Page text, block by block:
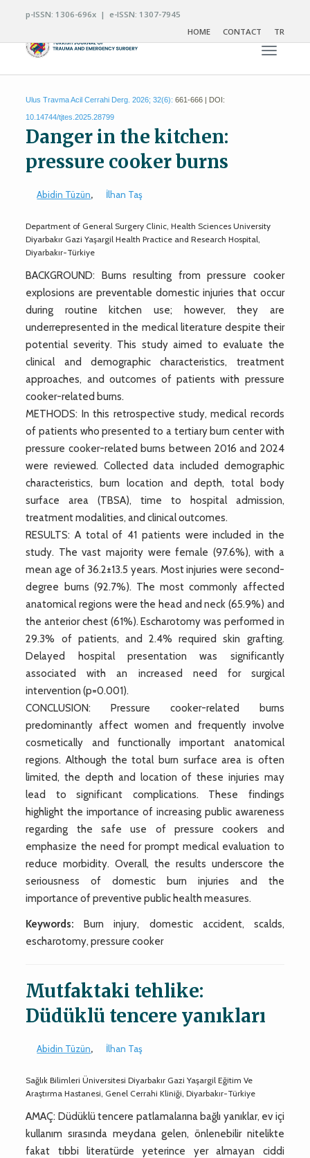
p-ISSN: 1306-696x | e-ISSN: 1307-7945
HOME
CONTACT TR
Toggle
Ulus Travma Acil Cerrahi Derg. 2026; 32(6): 661-666 | DOI:
10.14744/tjtes.2025.28799
Danger in the kitchen:
pressure cooker burns
Abidin Tüzün, İlhan Taş
Department of General Surgery Clinic, Health Sciences University
Diyarbakır Gazi Yaşargil Health Practice and Research Hospital,
Diyarbakır-Türkiye
BACKGROUND: Burns resulting from pressure cooker
explosions are preventable domestic injuries that occur
during routine kitchen use; however, they are
underrepresented in the medical literature despite their
potential severity. This study aimed to evaluate the
clinical and demographic characteristics, treatment
approaches, and outcomes of patients with pressure
cooker-related burns.
METHODS: In this retrospective study, medical records
of patients who presented to a tertiary burn center with
pressure cooker-related burns between 2016 and 2024
were reviewed. Collected data included demographic
characteristics, burn location and depth, total body
surface area (TBSA), time to hospital admission,
treatment modalities, and clinical outcomes.
RESULTS: A total of 41 patients were included in the
study. The vast majority were female (97.6%), with a
mean age of 36.2±13.5 years. Most injuries were second-
degree burns (92.7%). The most commonly affected
anatomical regions were the head and neck (65.9%) and
the anterior chest (61%). Escharotomy was performed in
29.3% of patients, and 2.4% required skin grafting.
Delayed hospital presentation was significantly
associated with an increased need for surgical
intervention (p=0.001).
CONCLUSION: Pressure cooker-related burns
predominantly affect women and frequently involve
cosmetically and functionally important anatomical
regions. Although the total burn surface area is often
limited, the depth and location of these injuries may
lead to significant complications. These findings
highlight the importance of increasing public awareness
regarding the safe use of pressure cookers and
emphasize the need for prompt medical evaluation to
reduce morbidity. Overall, the results underscore the
seriousness of domestic burn injuries and the
importance of preventive public health measures.
Keywords: Burn injury, domestic accident, scalds,
escharotomy, pressure cooker
Mutfaktaki tehlike:
Düdüklü tencere yanıkları
Abidin Tüzün, İlhan Taş
Sağlık Bilimleri Üniversitesi Diyarbakır Gazi Yaşargil Eğitim Ve
Araştırma Hastanesi, Genel Cerrahi Kliniği, Diyarbakır-Türkiye
AMAÇ: Düdüklü tencere patlamalarına bağlı yanıklar, ev içi
kullanım sırasında meydana gelen, önlenebilir nitelikte
fakat tıbbi literatürde yeterince yer almayan ciddi